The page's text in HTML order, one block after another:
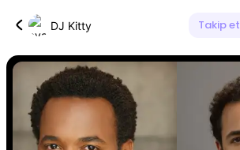
DJ Kitty Takip et